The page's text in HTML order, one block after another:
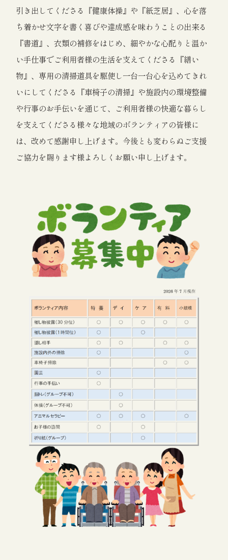
引き出してくださる『健康体操』や『紙芝居』、心を落
ち着かせ文字を書く喜びや達成感を味わうことの出来る
『書道』、衣類の補修をはじめ、細やかな心配りと温か
い手仕事でご利用者様の生活を支えてくださる『繕い
物』、専用の清掃道具を駆使し一台一台心を込めてきれ
いにしてくださる『車椅子の清掃』や施設内の環境整備
や行事のお手伝いを通じて、ご利用者様の快適な暮らし
を支えてくださる様々な地域のボランティアの皆様に
は、改めて感謝申し上げます。今後とも変わらぬご支援
ご協力を賜ります様よろしくお願い申し上げます。